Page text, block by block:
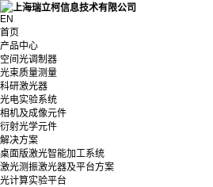
EN
首页
产品中心
空间光调制器
光束质量测量
科研激光器
光电实验系统
相机及成像元件
衍射光学元件
解决方案
桌面版激光智能加工系统
激光测振激光器及平台方案
光计算实验平台